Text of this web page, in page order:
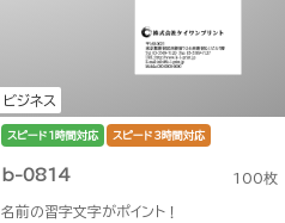
ビジネス
スピード1時間対応 スピード3時間対応
b-0814 100枚
名前の習字文字がポイント！